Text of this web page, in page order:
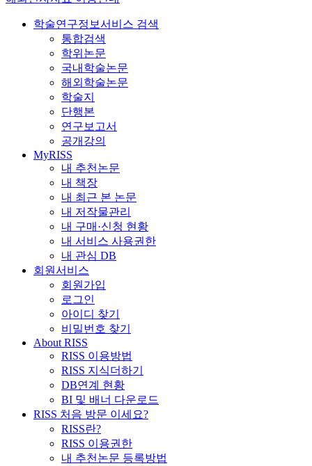
학술연구정보서비스 검색
통합검색
학위논문
국내학술논문
해외학술논문
학술지
단행본
연구보고서
공개강의
MyRISS
내 추천논문
내 책장
내 최근 본 논문
내 저작물관리
내 구매·신청 현황
내 서비스 사용권한
내 관심 DB
회원서비스
회원가입
로그인
아이디 찾기
비밀번호 찾기
About RISS
RISS 이용방법
RISS 지식더하기
DB연계 현황
BI 및 배너 다운로드
RISS 처음 방문 이세요?
RISS란?
RISS 이용권한
내 추천논문 등록방법